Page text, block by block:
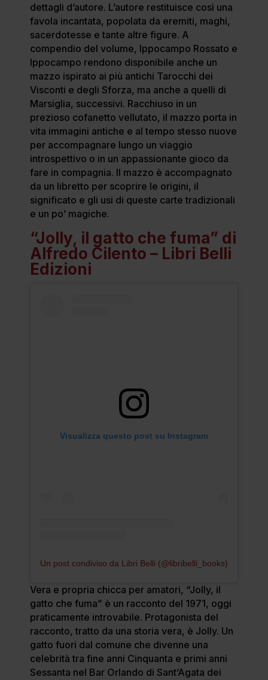
dettagli d’autore. L’autore restituisce così una
favola incantata, popolata da eremiti, maghi,
sacerdotesse e tante altre figure. A
compendio del volume, Ippocampo Rossato e
Ippocampo rendono disponibile anche un
mazzo ispirato ai più antichi Tarocchi dei
Visconti e degli Sforza, ma anche a quelli di
Marsiglia, successivi. Racchiuso in un
prezioso cofanetto vellutato, il mazzo porta in
vita immagini antiche e al tempo stesso nuove
per accompagnare lungo un viaggio
introspettivo o in un appassionante gioco da
fare in compagnia. Il mazzo è accompagnato
da un libretto per scoprire le origini, il
significato e gli usi di queste carte tradizionali
e un po’ magiche.
“Jolly, il gatto che fuma” di
Alfredo Cilento – Libri Belli
Edizioni
Visualizza questo post su Instagram
Un post condiviso da Libri Belli (@libribelli_books)
Vera e propria chicca per amatori, “Jolly, il
gatto che fuma” è un racconto del 1971, oggi
praticamente introvabile. Protagonista del
racconto, tratto da una storia vera, è Jolly. Un
gatto fuori dal comune che divenne una
celebrità tra fine anni Cinquanta e primi anni
Sessanta nel Bar Orlando di Sant’Agata dei